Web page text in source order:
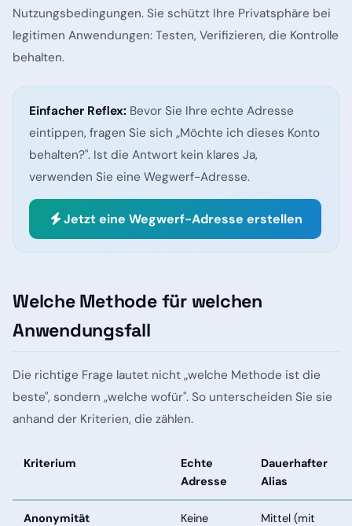
Nutzungsbedingungen. Sie schützt Ihre Privatsphäre bei
legitimen Anwendungen: Testen, Verifizieren, die Kontrolle
behalten.
Einfacher Reflex: Bevor Sie Ihre echte Adresse
eintippen, fragen Sie sich „Möchte ich dieses Konto
behalten?". Ist die Antwort kein klares Ja,
verwenden Sie eine Wegwerf-Adresse.
Jetzt eine Wegwerf-Adresse erstellen
Welche Methode für welchen
Anwendungsfall
Die richtige Frage lautet nicht „welche Methode ist die
beste", sondern „welche wofür". So unterscheiden Sie sie
anhand der Kriterien, die zählen.
Kriterium
Echte
Adresse
Dauerhafter
Alias
Anonymität Keine
Mittel (mit